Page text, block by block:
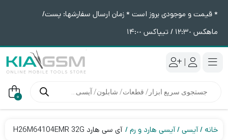
* قیمت و موجودی بروز است * زمان ارسال سفارشها: پست/
ماهکس ١٢:٣٠ / تیپاکس ١۴:٠٠
|
محصولات 0
خانه آیسی آیسی هارد و رم آی سی هارد H26M64104EMR 32G